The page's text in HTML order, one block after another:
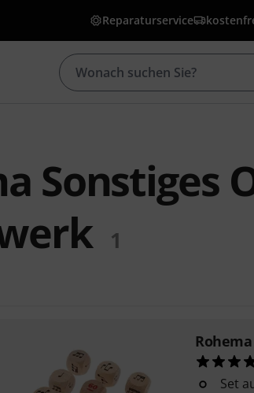
Reparaturservice
Sonstiges
1
Rohema
Set